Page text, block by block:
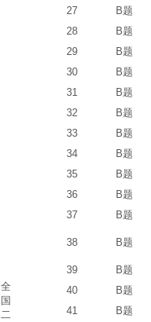
全
国
二
27
B题
28
B题
29
B题
30
B题
31
B题
32
B题
33
B题
34
B题
35
B题
36
B题
37
B题
38 B题
39
B题
40
B题
41
B题